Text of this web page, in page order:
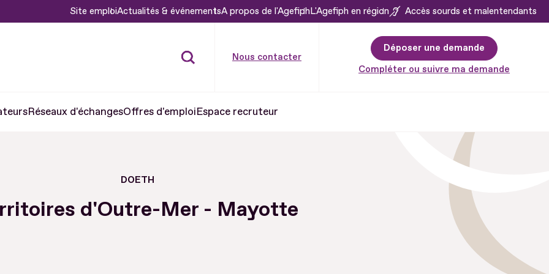
Site emploiActualités & événementsA propos de l'AgefiphL'Agefiph en région Accès sourds et malentendants
Nous contacter
Déposer une demande
Compléter ou suivre ma demande
Réseaux d'échangesOffres d'emploiEspace recruteur
DOETH
d'Outre-Mer - Mayotte